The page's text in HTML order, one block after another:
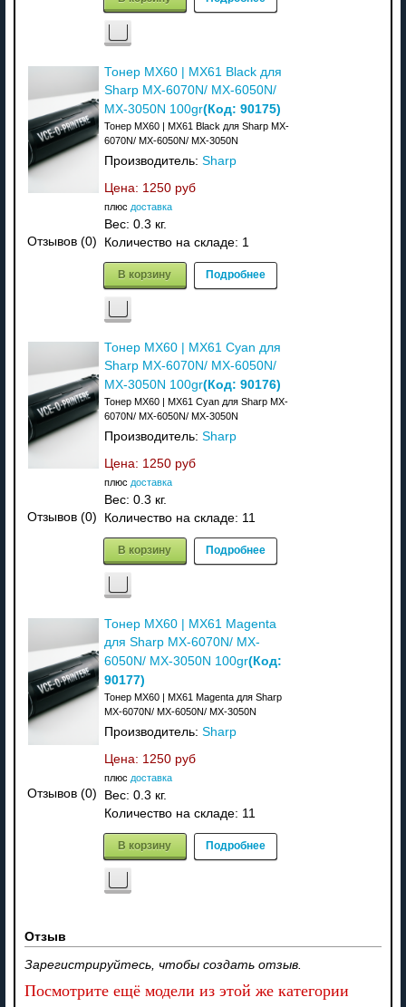
Отзывов (0)
Тонер MX60 | MX61 Black для
Sharp MX-6070N/ MX-6050N/
MX-3050N 100gr(Код: 90175)
Тонер MX60 | MX61 Black для Sharp MX-
6070N/ MX-6050N/ MX-3050N
Производитель: Sharp
Цена: 1250 руб
плюс доставка
Вес: 0.3 кг.
Количество на складе: 1
В корзину Подробнее
Отзывов (0)
Тонер MX60 | MX61 Cyan для
Sharp MX-6070N/ MX-6050N/
MX-3050N 100gr(Код: 90176)
Тонер MX60 | MX61 Cyan для Sharp MX-
6070N/ MX-6050N/ MX-3050N
Производитель: Sharp
Цена: 1250 руб
плюс доставка
Вес: 0.3 кг.
Количество на складе: 11
В корзину Подробнее
Отзывов (0)
Тонер MX60 | MX61 Magenta
для Sharp MX-6070N/ MX-
6050N/ MX-3050N 100gr(Код:
90177)
Тонер MX60 | MX61 Magenta для Sharp
MX-6070N/ MX-6050N/ MX-3050N
Производитель: Sharp
Цена: 1250 руб
плюс доставка
Вес: 0.3 кг.
Количество на складе: 11
В корзину Подробнее
Отзыв
Зарегистрируйтесь, чтобы создать отзыв.
Посмотрите ещё модели из этой же категории